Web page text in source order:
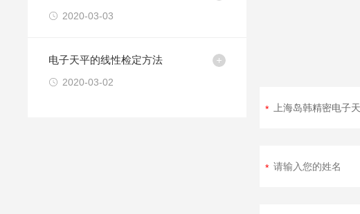
2020-03-03
电子天平的线性检定方法
2020-03-02